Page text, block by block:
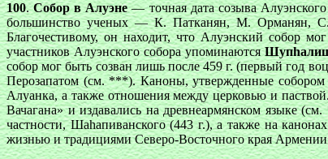
100.Собор в Алуэне— точная дата созыва Алуэнского
большинство ученых — К. Патканян, М. Орманян, С.
Благочестивому, он находит, что Алуэнский собор
участников Алуэнского собора упоминаются
собор мог быть созван лишь после 459 г. (первый год
Перозапатом (см. ***). Каноны, утвержденные собором
Алуанка, а также отношения между церковью и
Вачагана» и издавались на древнеармянском языке
частности, Шаhапиванского (443 г.), а также на
жизнью и традициями Северо-Восточного края